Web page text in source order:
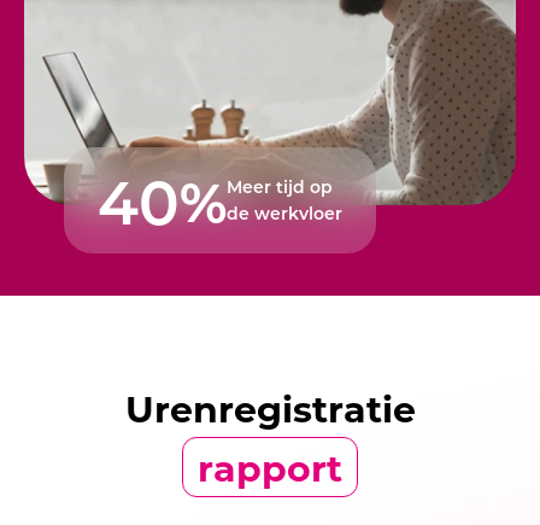
40%Meer tijd op
de werkvloer
Urenregistratie
rapport